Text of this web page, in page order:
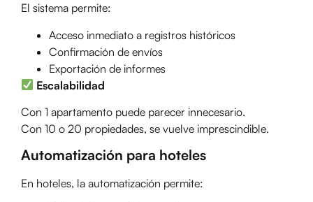
El sistema permite:
Acceso inmediato a registros históricos
Confirmación de envíos
Exportación de informes
Escalabilidad
Con 1 apartamento puede parecer innecesario.
Con 10 o 20 propiedades, se vuelve imprescindible.
Automatización para hoteles
En hoteles, la automatización permite: